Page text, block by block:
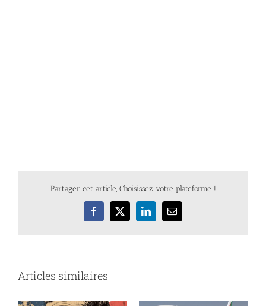
Partager cet article, Choisissez votre plateforme !
Facebook
X LinkedInEmail
Articles similaires